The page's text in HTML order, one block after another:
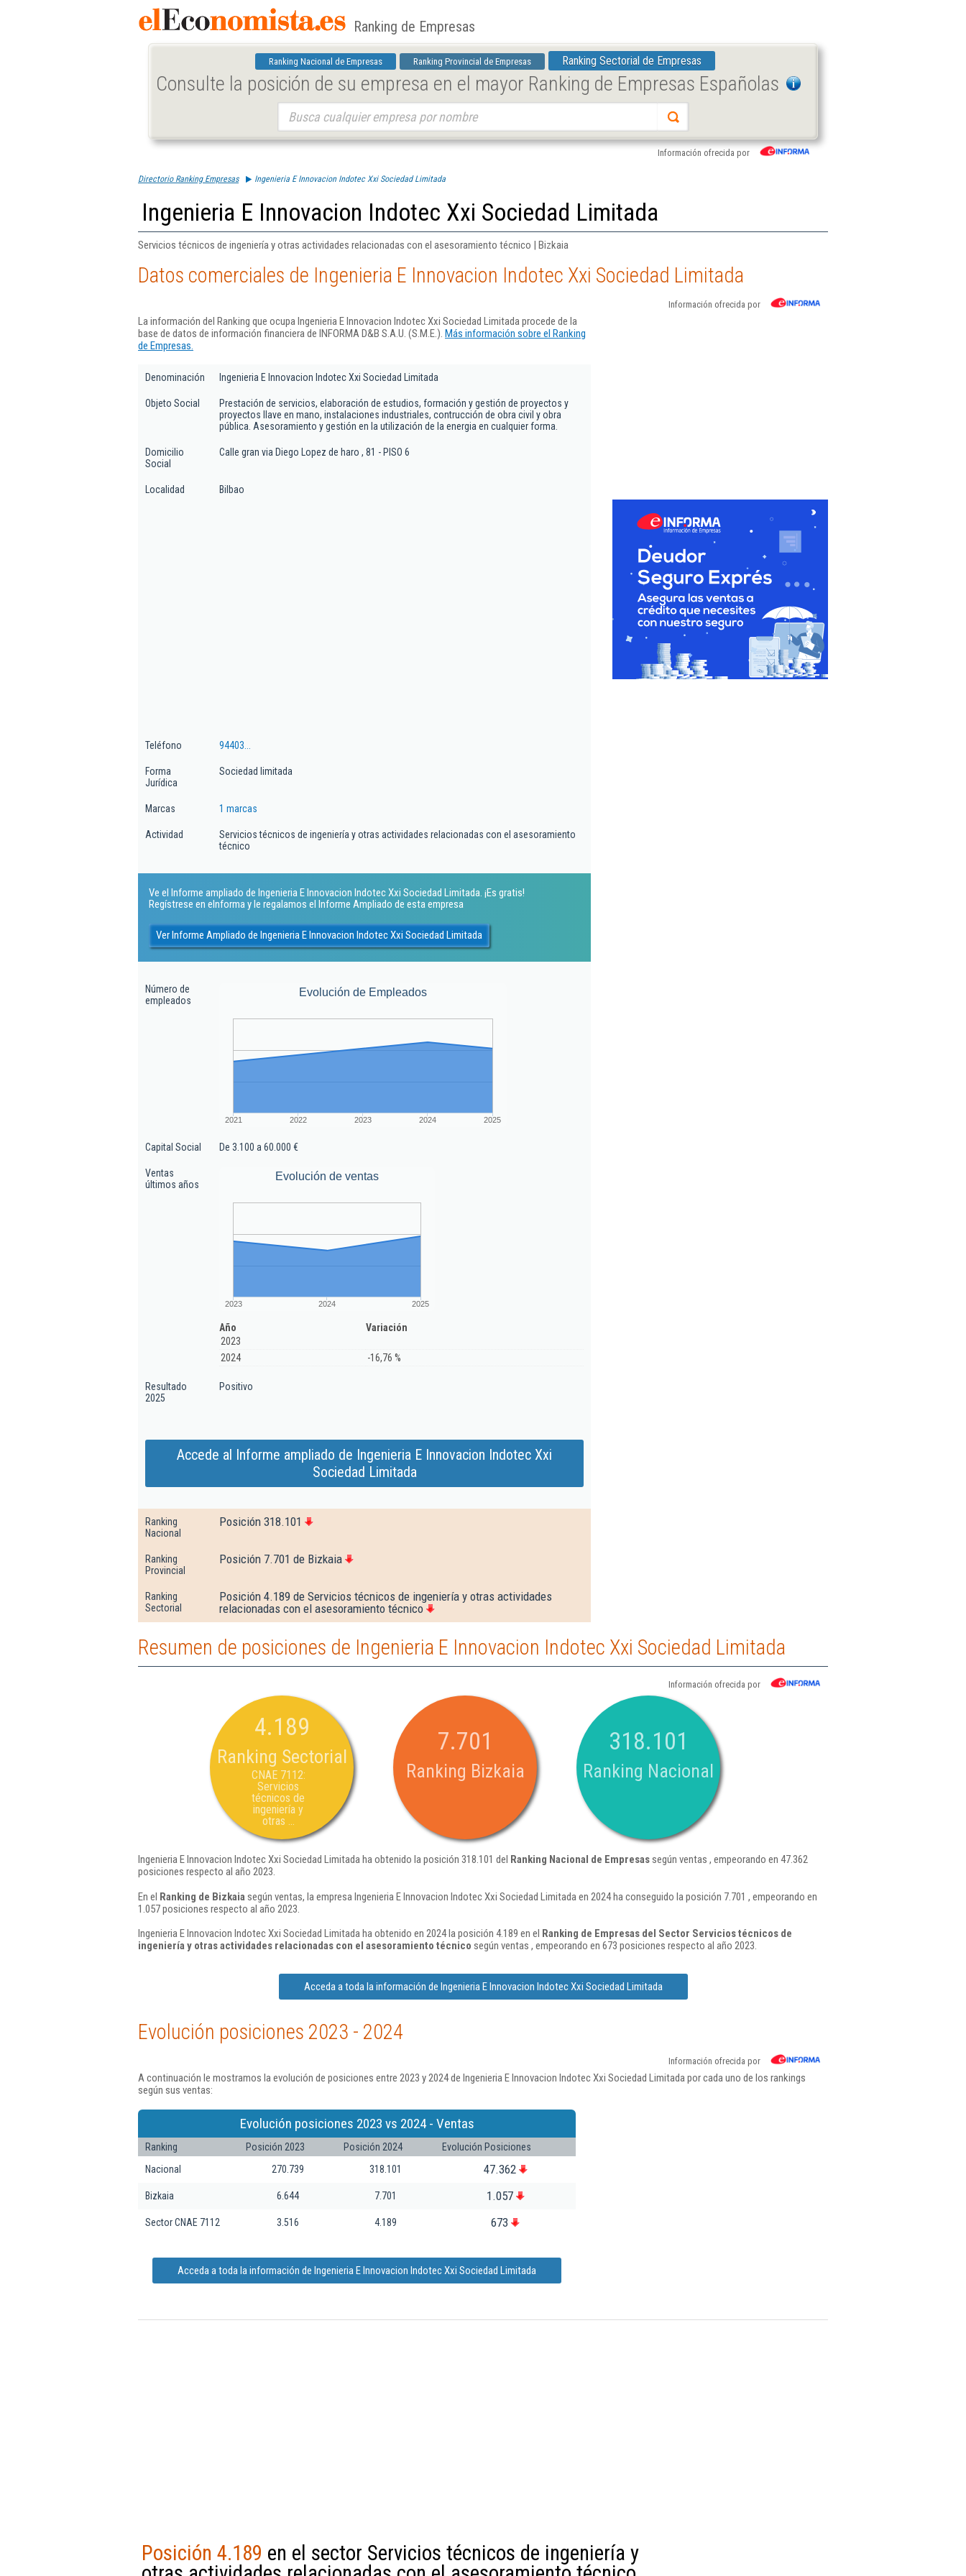
Ranking de Empresas
Ranking Nacional de Empresas Ranking Provincial de Empresas Ranking Sectorial de Empresas
Consulte la posición de su empresa en el mayor Ranking de Empresas Españolas
Información ofrecida por
Directorio Ranking Empresas Ingenieria E Innovacion Indotec Xxi Sociedad Limitada
Ingenieria E Innovacion Indotec Xxi Sociedad Limitada
Servicios técnicos de ingeniería y otras actividades relacionadas con el asesoramiento técnico | Bizkaia
Datos comerciales de Ingenieria E Innovacion Indotec Xxi Sociedad Limitada
Información ofrecida por
La información del Ranking que ocupa Ingenieria E Innovacion Indotec Xxi Sociedad Limitada procede de la
base de datos de información financiera de INFORMA D&B S.A.U. (S.M.E.). Más información sobre el Ranking
de Empresas.
Denominación Ingenieria E Innovacion Indotec Xxi Sociedad Limitada
Objeto Social
Prestación de servicios, elaboración de estudios, formación y gestión de proyectos y
proyectos llave en mano, instalaciones industriales, contrucción de obra civil y obra
pública. Asesoramiento y gestión en la utilización de la energia en cualquier forma.
Domicilio
Social
Calle gran via Diego Lopez de haro , 81 - PISO 6
Localidad Bilbao
Teléfono 94403...
Forma
Jurídica
Sociedad limitada
Marcas 1 marcas
Actividad
Servicios técnicos de ingeniería y otras actividades relacionadas con el asesoramiento
técnico
Ve el Informe ampliado de Ingenieria E Innovacion Indotec Xxi Sociedad Limitada. ¡Es gratis!
Regístrese en eInforma y le regalamos el Informe Ampliado de esta empresa
Ver Informe Ampliado de Ingenieria E Innovacion Indotec Xxi Sociedad Limitada
Número de
empleados
Evolución de Empleados
2021 2022 2023 2024 2025
Capital Social De 3.100 a 60.000 €
Ventas
últimos años
Evolución de ventas
2023 2024 2025
Año
Variación
2023
2024
-16,76 %
Resultado
2025
Positivo
Accede al Informe ampliado de Ingenieria E Innovacion Indotec Xxi
Sociedad Limitada
Ranking
Nacional
Posición 318.101
Ranking
Provincial
Posición 7.701 de Bizkaia
Ranking
Sectorial
Posición 4.189 de Servicios técnicos de ingeniería y otras actividades
relacionadas con el asesoramiento técnico
Resumen de posiciones de Ingenieria E Innovacion Indotec Xxi Sociedad Limitada
Información ofrecida por
4.189
Ranking Sectorial
CNAE 7112:
Servicios
técnicos de
ingeniería y
otras ...
7.701
Ranking Bizkaia
318.101
Ranking Nacional
Ingenieria E Innovacion Indotec Xxi Sociedad Limitada ha obtenido la posición 318.101 del Ranking Nacional de Empresassegún ventas , empeorando en 47.362
posiciones respecto al año 2023.
En el Ranking de Bizkaia según ventas, la empresa Ingenieria E Innovacion Indotec Xxi Sociedad Limitada en 2024 ha conseguido la posición 7.701 , empeorando en
1.057 posiciones respecto al año 2023.
Ingenieria E Innovacion Indotec Xxi Sociedad Limitada ha obtenido en 2024 la posición 4.189 en el Ranking de Empresas del Sector Servicios técnicos de
ingeniería y otras actividades relacionadas con el asesoramiento técnico según ventas , empeorando en 673 posiciones respecto al año 2023.
Acceda a toda la información de Ingenieria E Innovacion Indotec Xxi Sociedad Limitada
Evolución posiciones 2023 - 2024
Información ofrecida por
A continuación le mostramos la evolución de posiciones entre 2023 y 2024 de Ingenieria E Innovacion Indotec Xxi Sociedad Limitada por cada uno de los rankings
según sus ventas:
Evolución posiciones 2023 vs 2024 - Ventas
Ranking Posición 2023 Posición 2024
Evolución Posiciones
Nacional
270.739 318.101 47.362
Bizkaia 6.644 7.701 1.057
Sector CNAE 7112 3.516 4.189 673
Acceda a toda la información de Ingenieria E Innovacion Indotec Xxi Sociedad Limitada
Posición 4.189 en el sector Servicios técnicos de ingeniería y